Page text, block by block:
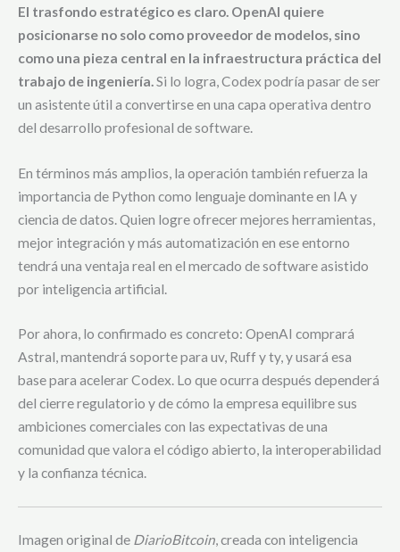
El trasfondo estratégico es claro. OpenAI quiere
posicionarse no solo como proveedor de modelos, sino
como una pieza central en la infraestructura práctica del
trabajo de ingeniería.Si lo logra, Codex podría pasar de ser
un asistente útil a convertirse en una capa operativa dentro
del desarrollo profesional de software.
En términos más amplios, la operación también refuerza la
importancia de Python como lenguaje dominante en IA y
ciencia de datos. Quien logre ofrecer mejores herramientas,
mejor integración y más automatización en ese entorno
tendrá una ventaja real en el mercado de software asistido
por inteligencia artificial.
Por ahora, lo confirmado es concreto: OpenAI comprará
Astral, mantendrá soporte para uv, Ruff y ty, y usará esa
base para acelerar Codex. Lo que ocurra después dependerá
del cierre regulatorio y de cómo la empresa equilibre sus
ambiciones comerciales con las expectativas de una
comunidad que valora el código abierto, la interoperabilidad
y la confianza técnica.
Imagen original de DiarioBitcoin, creada con inteligencia